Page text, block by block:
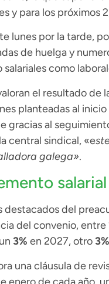
y para los próximos
lunes por la tarde,
de huelga y
como
el resultado de
planteadas al
gracias al
central sindical, «e
galega».
destacados del
del convenio,
3% en 2027, otro 3%
una cláusula de
enero de cada año,